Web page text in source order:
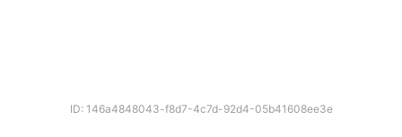
ID: 146a4848043-f8d7-4c7d-92d4-05b41608ee3e